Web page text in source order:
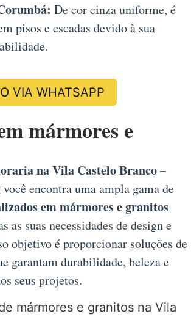
De cor cinza uniforme, é
pisos e escadas devido à sua
VIA WHATSAPP
mármores e
na Vila Castelo Branco –
você encontra uma ampla gama de
em mármores e granitos
as suas necessidades de design e
objetivo é proporcionar soluções de
garantam durabilidade, beleza e
seus projetos.
mármores e granitos na Vila